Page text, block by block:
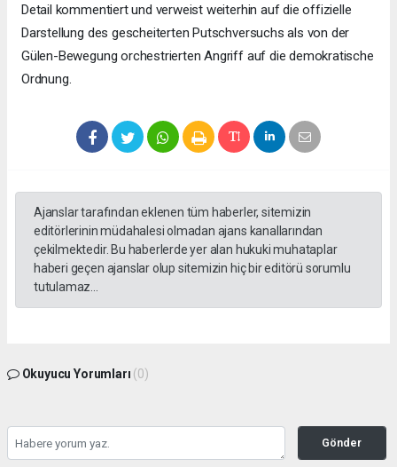
Detail kommentiert und verweist weiterhin auf die offizielle
Darstellung des gescheiterten Putschversuchs als von der
Gülen-Bewegung orchestrierten Angriff auf die demokratische
Ordnung.
Ajanslar tarafından eklenen tüm haberler, sitemizin
editörlerinin müdahalesi olmadan ajans kanallarından
çekilmektedir. Bu haberlerde yer alan hukuki muhataplar
haberi geçen ajanslar olup sitemizin hiç bir editörü sorumlu
tutulamaz...
Okuyucu Yorumları (0)
Gönder